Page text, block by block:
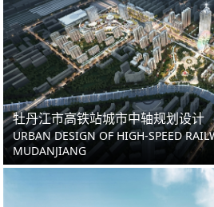
牡丹江市高铁站城市中轴规划设计
URBAN DESIGN OF HIGH-SPEED
MUDANJIANG